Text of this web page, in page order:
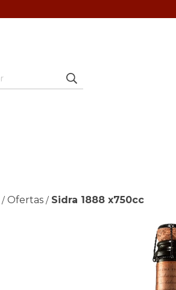
/ Ofertas / Sidra 1888 x750cc